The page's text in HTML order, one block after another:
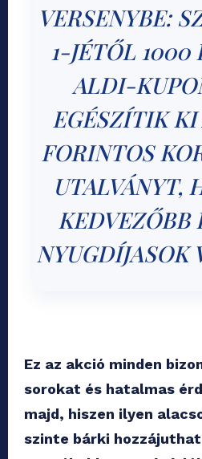
VERSENYBE:
1-JÉTŐL 1000
ALDI-
EGÉSZÍTIK KI
FORINTOS
UTALVÁNYT,
KEDVEZŐBB
NYUGDÍJASOK
Ez az akció minden
sorokat és hatalmas
majd, hiszen ilyen
szinte bárki